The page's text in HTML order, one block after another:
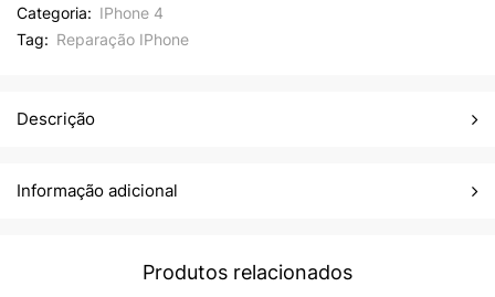
Categoria: IPhone 4
Tag: Reparação IPhone
Descrição
Informação adicional
Produtos relacionados